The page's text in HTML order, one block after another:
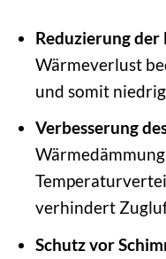
Reduzierung der
Wärmeverlust
und somit
Verbesserung
verhindert
Schutz vor